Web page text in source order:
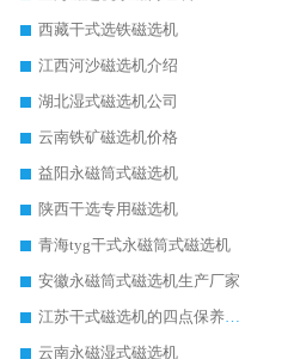
西藏干式选铁磁选机
江西河沙磁选机介绍
湖北湿式磁选机公司
云南铁矿磁选机价格
益阳永磁筒式磁选机
陕西干选专用磁选机
青海tyg干式永磁筒式磁选机
安徽永磁筒式磁选机生产厂家
江苏干式磁选机的四点保养秘籍
云南永磁湿式磁选机